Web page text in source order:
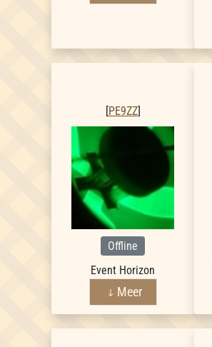
[PE9ZZ]
Offline
Event Horizon
Meer